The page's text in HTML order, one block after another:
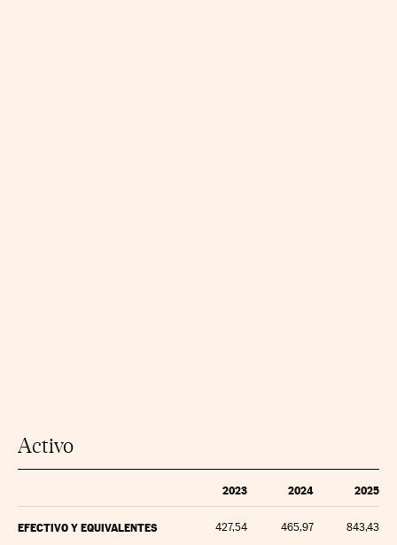
Activo
2023 2024 2025
EFECTIVO Y EQUIVALENTES 427,54 465,97 843,43